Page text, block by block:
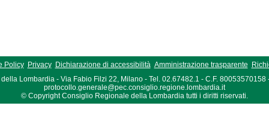
Policy Privacy Dichiarazione di accessibilità Amministrazione trasparente
Lombardia - Via Fabio Filzi 22, Milano - Tel. 02.67482.1 - C.F. 80053570158
protocollo.generale@pec.consiglio.regione.lombardia.it
© Copyright Consiglio Regionale della Lombardia tutti i diritti riservati.